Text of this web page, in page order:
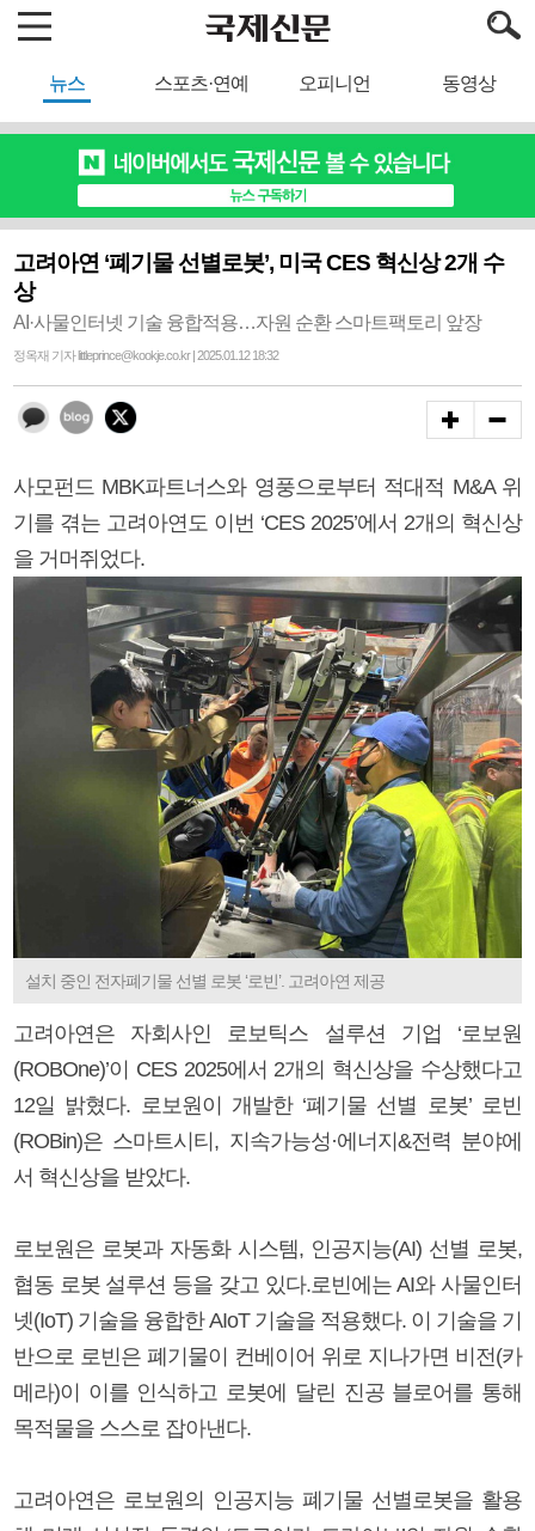
뉴스 스포츠·연예 오피니언 동영상
고려아연 ‘폐기물 선별로봇’, 미국 CES 혁신상 2개 수
상
AI·사물인터넷 기술 융합적용…자원 순환 스마트팩토리 앞장
정옥재 기자 littleprince@kookje.co.kr | 2025.01.12 18:32
사모펀드 MBK파트너스와 영풍으로부터 적대적 M&A 위
기를 겪는 고려아연도 이번 ‘CES 2025’에서 2개의 혁신상
을 거머쥐었다.
설치 중인 전자폐기물 선별 로봇 ‘로빈’. 고려아연 제공
고려아연은 자회사인 로보틱스 설루션 기업 ‘로보원
(ROBOne)’이 CES 2025에서 2개의 혁신상을 수상했다고
12일 밝혔다. 로보원이 개발한 ‘폐기물 선별 로봇’ 로빈
(ROBin)은 스마트시티, 지속가능성·에너지&전력 분야에
서 혁신상을 받았다.
로보원은 로봇과 자동화 시스템, 인공지능(AI) 선별 로봇,
협동 로봇 설루션 등을 갖고 있다.로빈에는 AI와 사물인터
넷(IoT) 기술을 융합한 AIoT 기술을 적용했다. 이 기술을 기
반으로 로빈은 폐기물이 컨베이어 위로 지나가면 비전(카
메라)이 이를 인식하고 로봇에 달린 진공 블로어를 통해
목적물을 스스로 잡아낸다.
고려아연은 로보원의 인공지능 폐기물 선별로봇을 활용